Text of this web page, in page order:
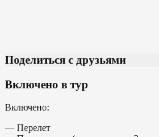
Поделиться с друзьями
Включено в тур
Включено:
— Перелет